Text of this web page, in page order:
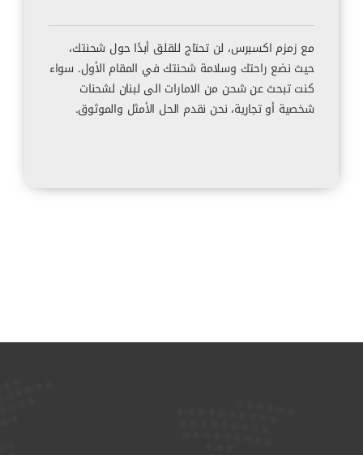
مع زمزم اكسبرس، لن تحتاج للقلق أبدًا حول شحنتك،
حيث نضع راحتك وسلامة شحنتك في المقام الأول. سواء
كنت تبحث عن شحن من الامارات الى لبنان لشحنات
شخصية أو تجارية، نحن نقدم الحل الأمثل والموثوق.